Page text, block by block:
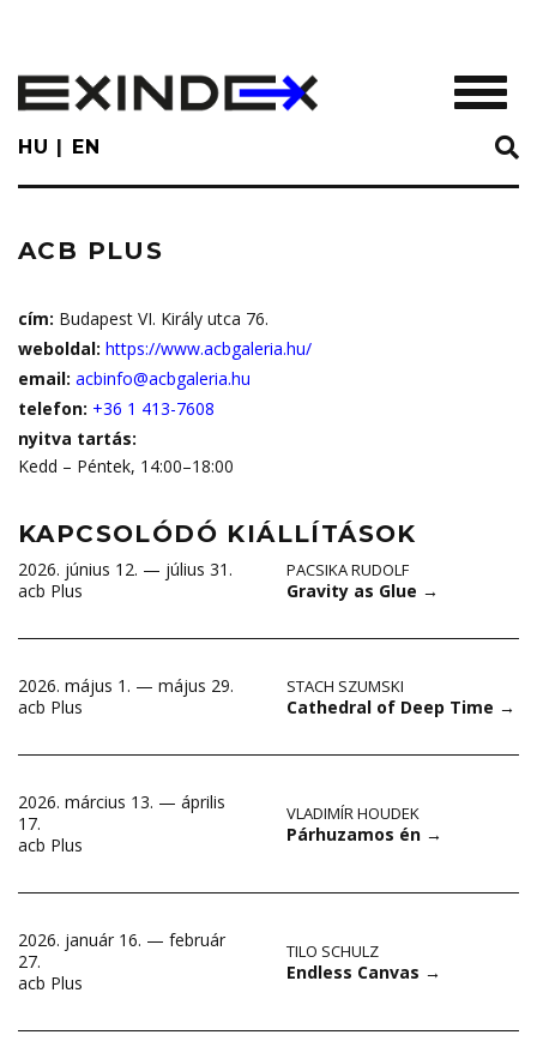
main
content
HU EN
ACB PLUS
cím: Budapest VI. Király utca 76.
weboldal: https://www.acbgaleria.hu/
email: acbinfo@acbgaleria.hu
telefon: +36 1 413-7608
nyitva tartás:
Kedd – Péntek, 14:00–18:00
KAPCSOLÓDÓ KIÁLLÍTÁSOK
2026. június 12. — július 31.
acb Plus
PACSIKA RUDOLF
Gravity as Glue →
2026. május 1. — május 29.
acb Plus
STACH SZUMSKI
Cathedral of Deep Time →
2026. március 13. — április
17.
acb Plus
VLADIMÍR HOUDEK
Párhuzamos én →
2026. január 16. — február
27.
acb Plus
TILO SCHULZ
Endless Canvas →